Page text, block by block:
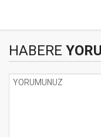
HABERE